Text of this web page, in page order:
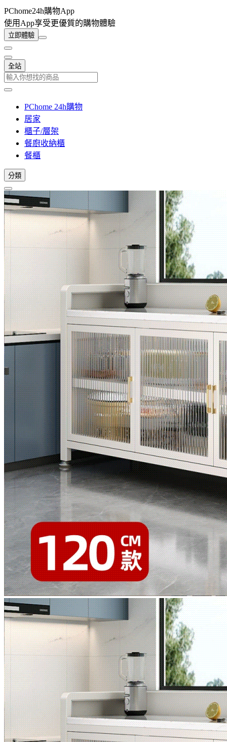
PChome24h購物App
使用App享受更優質的購物體驗
立即體驗
全站
PChome 24h購物
居家
櫃子/層架
餐廚收納櫃
餐櫃
分類